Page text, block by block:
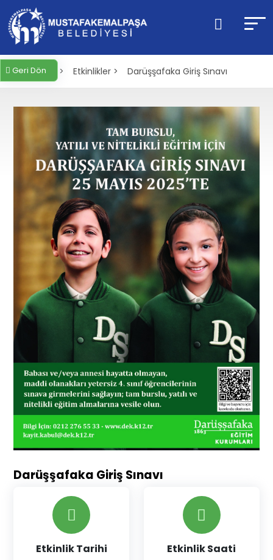
Geri Dön
Anasayfa > Etkinlikler > Darüşşafaka Giriş Sınavı
Darüşşafaka Giriş Sınavı
Etkinlik Tarihi Etkinlik Saati